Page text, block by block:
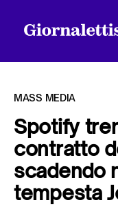
Tutti gli articoli
Chi siamo
MASS MEDIA
Spotify
contratto
scadendo
tempesta